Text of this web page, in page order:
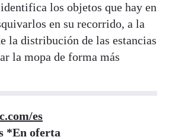
los objetos que hay en
en su recorrido, a la
la distribución de las estancias
la mopa de forma más
es
*En oferta